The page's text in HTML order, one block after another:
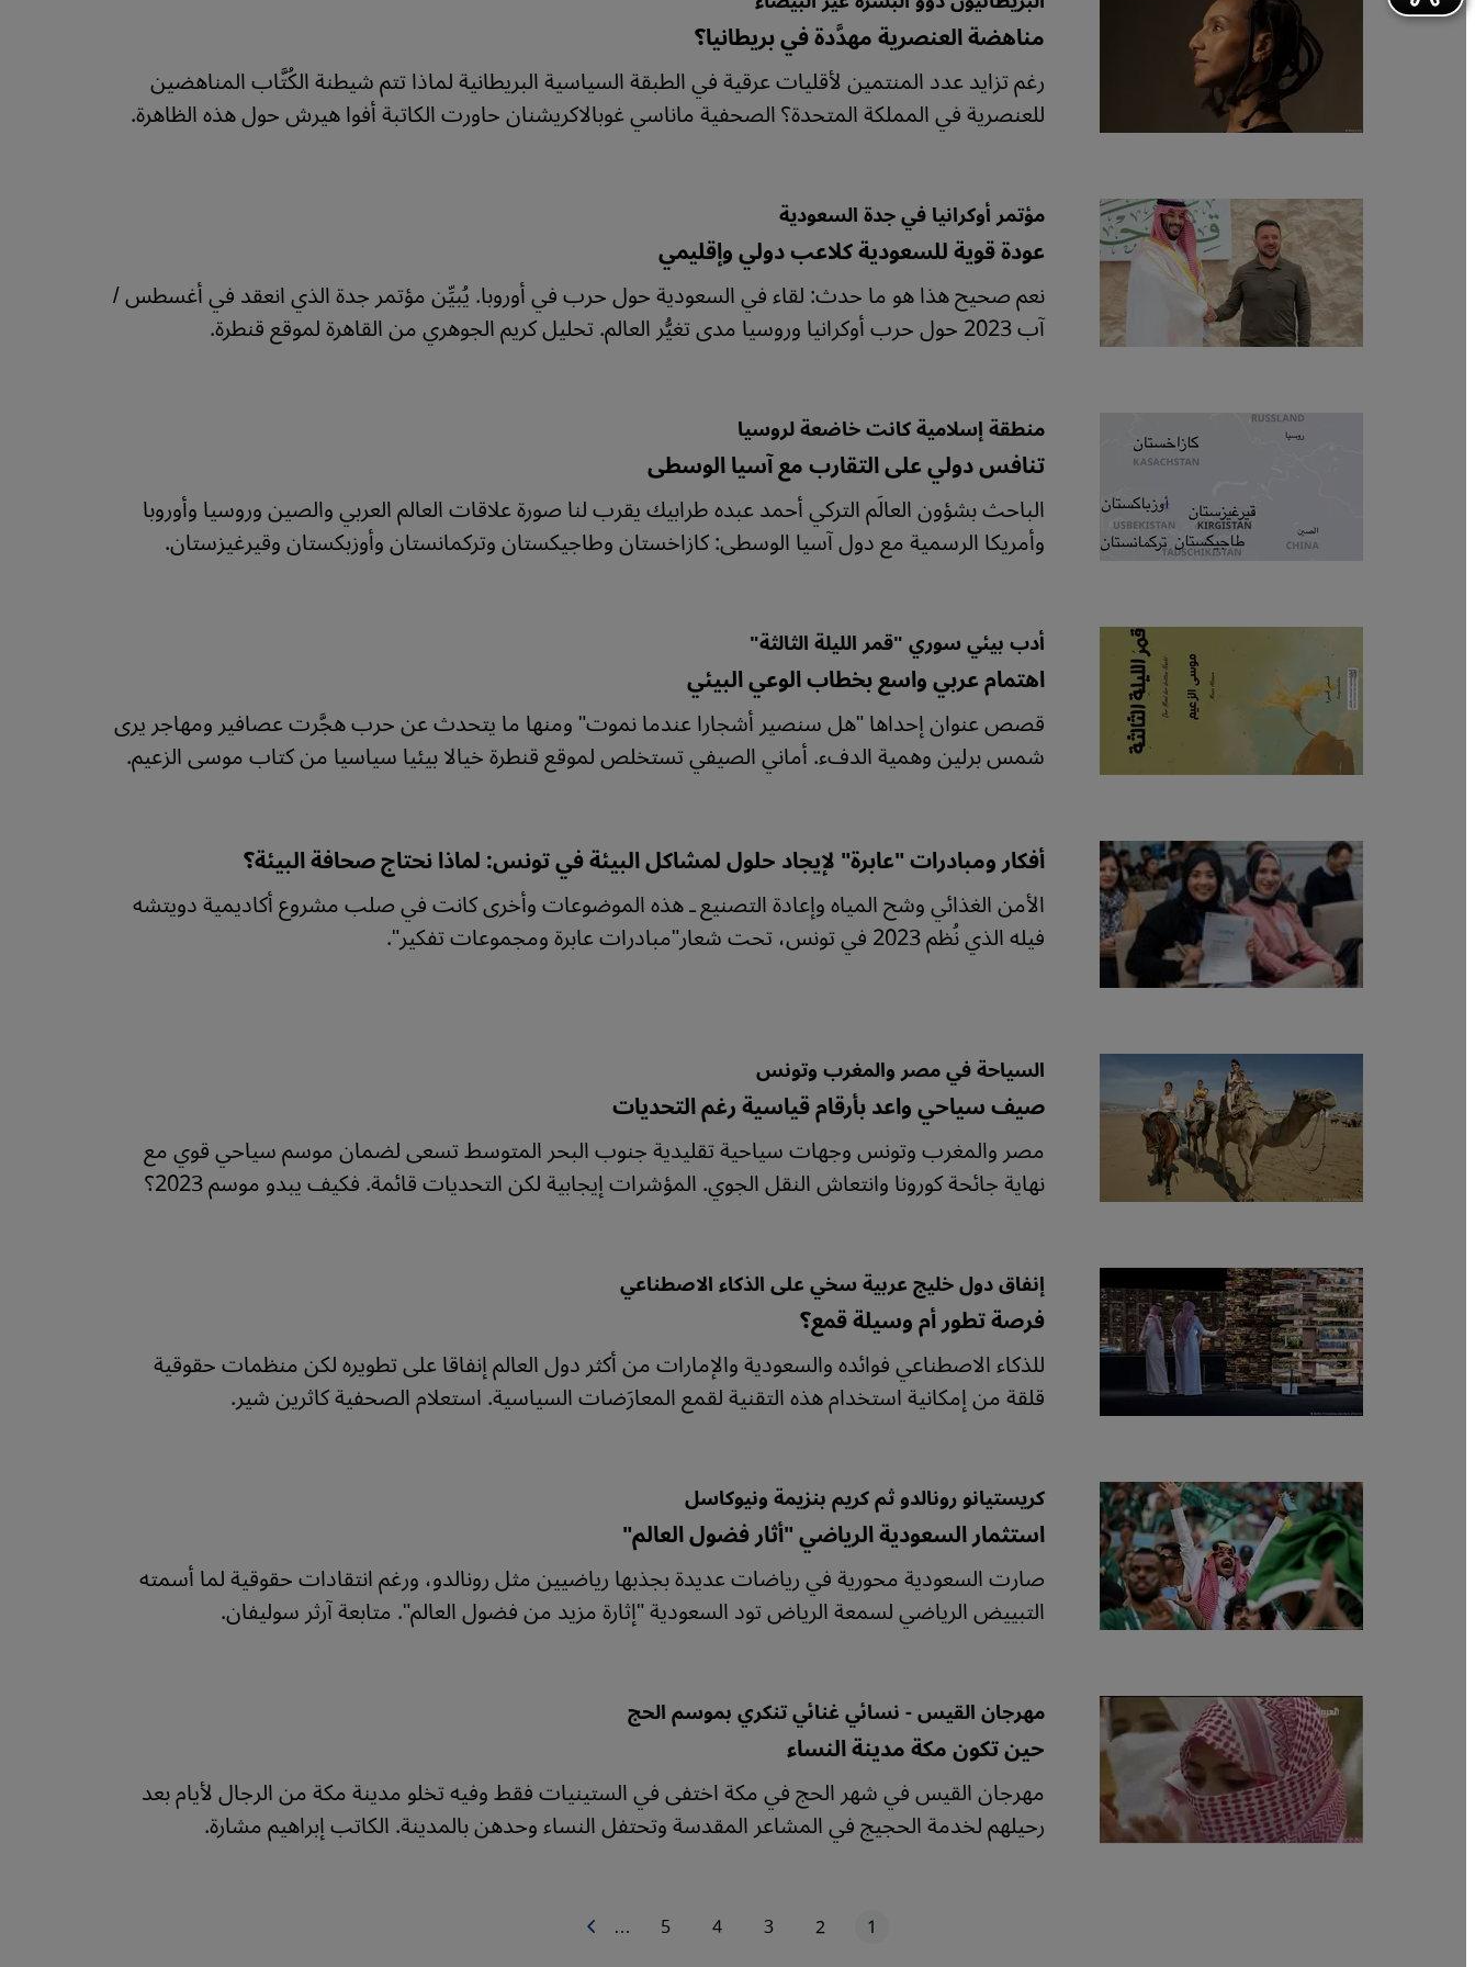
مناهضة العنصرية مهدَّدة في بريطانيا؟
رغم تزايد عدد المنتمين لأقليات عرقية في الطبقة السياسية البريطانية لماذا تتم شيطنة الكُتَّاب المناهضين
للعنصرية في المملكة المتحدة؟ الصحفية ماناسي غوبالاكريشنان حاورت الكاتبة أفوا هيرش حول هذه الظاهرة.
مؤتمر أوكرانيا في جدة السعودية
عودة قوية للسعودية كلاعب دولي وإقليمي
نعم صحيح هذا هو ما حدث: لقاء في السعودية حول حرب في أوروبا. يُبيِّن مؤتمر جدة الذي انعقد في أغسطس /
آب 2023 حول حرب أوكرانيا وروسيا مدى تغيُّر العالم. تحليل كريم الجوهري من القاهرة لموقع قنطرة.
منطقة إسلامية كانت خاضعة لروسيا
تنافس دولي على التقارب مع آسيا الوسطى
الباحث بشؤون العالَم التركي أحمد عبده طرابيك يقرب لنا صورة علاقات العالم العربي والصين وروسيا وأوروبا
وأمريكا الرسمية مع دول آسيا الوسطى: كازاخستان وطاجيكستان وتركمانستان وأوزبكستان وقيرغيزستان.
أدب بيئي سوري "قمر الليلة الثالثة"
اهتمام عربي واسع بخطاب الوعي البيئي
قصص عنوان إحداها "هل سنصير أشجارا عندما نموت" ومنها ما يتحدث عن حرب هجَّرت عصافير ومهاجر يرى
شمس برلين وهمية الدفء. أماني الصيفي تستخلص لموقع قنطرة خيالا بيئيا سياسيا من كتاب موسى الزعيم.
أفكار ومبادرات "عابرة" لإيجاد حلول لمشاكل البيئة في تونس: لماذا نحتاج صحافة البيئة؟
الأمن الغذائي وشح المياه وإعادة التصنيع ـ هذه الموضوعات وأخرى كانت في صلب مشروع أكاديمية دويتشه
فيله الذي نُظم 2023 في تونس، تحت شعار"مبادرات عابرة ومجموعات تفكير".
السياحة في مصر والمغرب وتونس
صيف سياحي واعد بأرقام قياسية رغم التحديات
مصر والمغرب وتونس وجهات سياحية تقليدية جنوب البحر المتوسط تسعى لضمان موسم سياحي قوي مع
نهاية جائحة كورونا وانتعاش النقل الجوي. المؤشرات إيجابية لكن التحديات قائمة. فكيف يبدو موسم 2023؟
إنفاق دول خليج عربية سخي على الذكاء الاصطناعي
فرصة تطور أم وسيلة قمع؟
للذكاء الاصطناعي فوائده والسعودية والإمارات من أكثر دول العالم إنفاقا على تطويره لكن منظمات حقوقية
قلقة من إمكانية استخدام هذه التقنية لقمع المعارَضات السياسية. استعلام الصحفية كاثرين شير.
كريستيانو رونالدو ثم كريم بنزيمة ونيوكاسل
استثمار السعودية الرياضي "أثار فضول العالم"
صارت السعودية محورية في رياضات عديدة بجذبها رياضيين مثل رونالدو، ورغم انتقادات حقوقية لما أسمته
التبييض الرياضي لسمعة الرياض تود السعودية "إثارة مزيد من فضول العالم". متابعة آرثر سوليفان.
مهرجان القيس - نسائي غنائي تنكري بموسم الحج
حين تكون مكة مدينة النساء
مهرجان القيس في شهر الحج في مكة اختفى في الستينيات فقط وفيه تخلو مدينة مكة من الرجال لأيام بعد
رحيلهم لخدمة الحجيج في المشاعر المقدسة وتحتفل النساء وحدهن بالمدينة. الكاتب إبراهيم مشارة.
الصفحة الحاليّة1 الصفحة2 الصفحة3 الصفحة4 الصفحة5
… الصفحة التالية